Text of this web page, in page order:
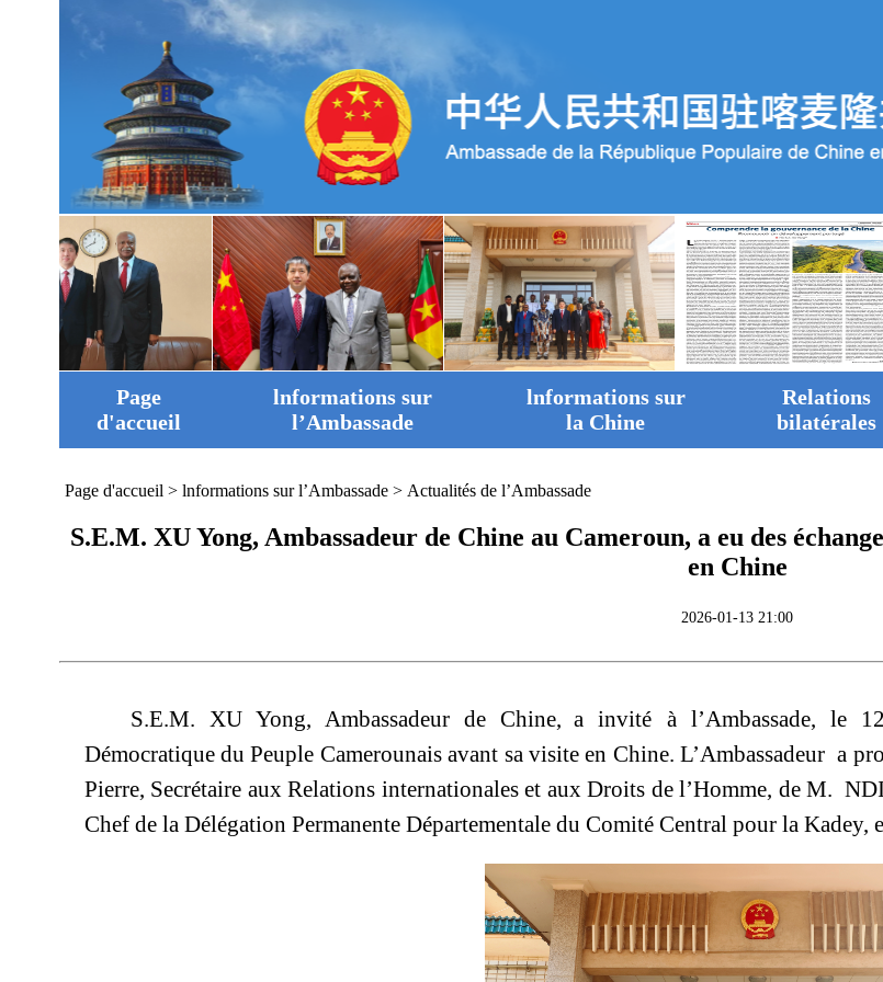
Page
d'accueil
lnformations sur
l’Ambassade
lnformations sur
la Chine
Relations
bilatérales
Page d'accueil > lnformations sur l’Ambassade> Actualités de l’Ambassade
S.E.M. XU Yong, Ambassadeur de Chine au Cameroun, a eu des
en Chine
2026-01-13 21:00
S.E.M. XU Yong, Ambassadeur de Chine, a invité à l’Ambassade, le
Démocratique du Peuple Camerounais avant sa visite en Chine.L’Ambassadeur a
Pierre, Secrétaire aux Relations internationales et aux Droits de l’Homme, de M.
Chef de la Délégation Permanente Départementale du Comité Central pour la Kadey,